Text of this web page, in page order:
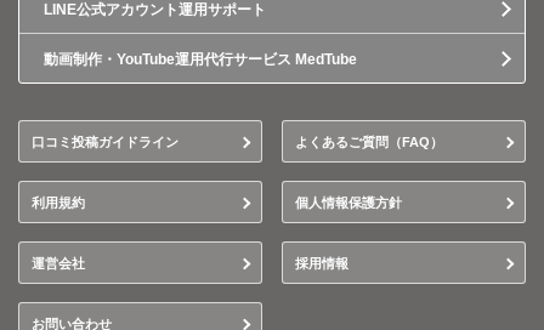
LINE公式アカウント運用サポート
動画制作・YouTube運用代行サービス MedTube
口コミ投稿ガイドライン よくあるご質問（FAQ）
利用規約 個人情報保護方針
運営会社 採用情報
お問い合わせ